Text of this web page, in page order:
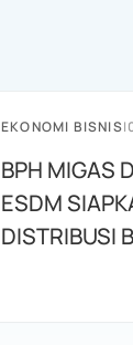
EKONOMI BISNIS|
BPH MIGAS
ESDM
DISTRIBUSI